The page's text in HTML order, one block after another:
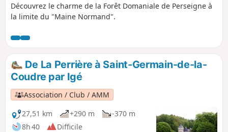
Découvrez le charme de la Forêt Domaniale de Perseigne à
la limite du "Maine Normand".
De La Perrière à Saint-Germain-de-la-
Coudre par Igé
Association / Club / AMM
27,51 km
+290 m
-370 m
8h 40
Difficile